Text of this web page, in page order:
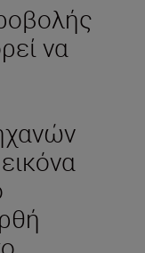
να